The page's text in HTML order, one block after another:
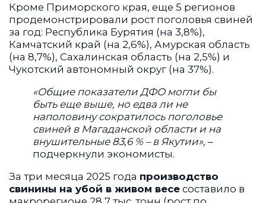
Кроме Приморского края, еще 5 регионов
продемонстрировали рост поголовья свиней
за год: Республика Бурятия (на 3,8%),
Камчатский край (на 2,6%), Амурская область
(на 8,7%), Сахалинская область (на 2,5%) и
Чукотский автономный округ (на 37%).
«Общие показатели ДФО могли бы
быть еще выше, но едва ли не
наполовину сократилось поголовье
свиней в Магаданской области и на
внушительные 83,6 % – в Якутии», –
подчеркнули экономисты.
За три месяца 2025 года производство
свинины на убой в живом весе составило в